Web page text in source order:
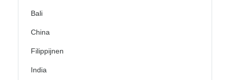
Bali
China
Filippijnen
India